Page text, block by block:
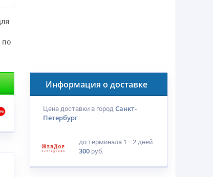
по
Информация о доставке
Цена доставки в городСанкт-
Петербург
до терминала 1—2 дней
300 руб.